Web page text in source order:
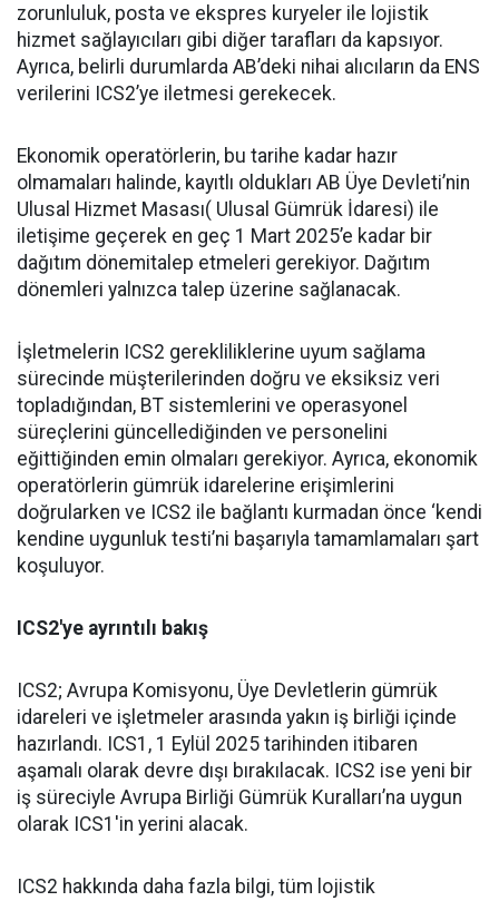
zorunluluk, posta ve ekspres kuryeler ile lojistik
hizmet sağlayıcıları gibi diğer tarafları da kapsıyor.
Ayrıca, belirli durumlarda AB’deki nihai alıcıların da ENS
verilerini ICS2’ye iletmesi gerekecek.
Ekonomik operatörlerin, bu tarihe kadar hazır
olmamaları halinde, kayıtlı oldukları AB Üye Devleti’nin
Ulusal Hizmet Masası( Ulusal Gümrük İdaresi) ile
iletişime geçerek en geç 1 Mart 2025’e kadar bir
dağıtım dönemitalep etmeleri gerekiyor. Dağıtım
dönemleri yalnızca talep üzerine sağlanacak.
İşletmelerin ICS2 gerekliliklerine uyum sağlama
sürecinde müşterilerinden doğru ve eksiksiz veri
topladığından, BT sistemlerini ve operasyonel
süreçlerini güncellediğinden ve personelini
eğittiğinden emin olmaları gerekiyor. Ayrıca, ekonomik
operatörlerin gümrük idarelerine erişimlerini
doğrularken ve ICS2 ile bağlantı kurmadan önce ‘kendi
kendine uygunluk testi’ni başarıyla tamamlamaları şart
koşuluyor.
ICS2'ye ayrıntılı bakış
ICS2; Avrupa Komisyonu, Üye Devletlerin gümrük
idareleri ve işletmeler arasında yakın iş birliği içinde
hazırlandı. ICS1, 1 Eylül 2025 tarihinden itibaren
aşamalı olarak devre dışı bırakılacak. ICS2 ise yeni bir
iş süreciyle Avrupa Birliği Gümrük Kuralları’na uygun
olarak ICS1'in yerini alacak.
ICS2 hakkında daha fazla bilgi, tüm lojistik